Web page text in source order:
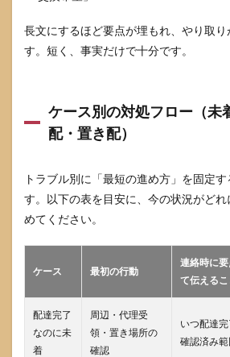
長文にするほど要点が埋もれ、やり取り
す。短く、事実だけで十分です。
ケース別の対処フロー（未
配・置き配）
トラブル別に「最短の進め方」を固定
す。以下の表を目安に、今の状況がど
めてください。
ケース 最初の行動
連絡時に
て伝えるこ
配達完了
なのに未
着
周辺・代理受
領・置き場所の
確認
いつ配達完
確認済み範